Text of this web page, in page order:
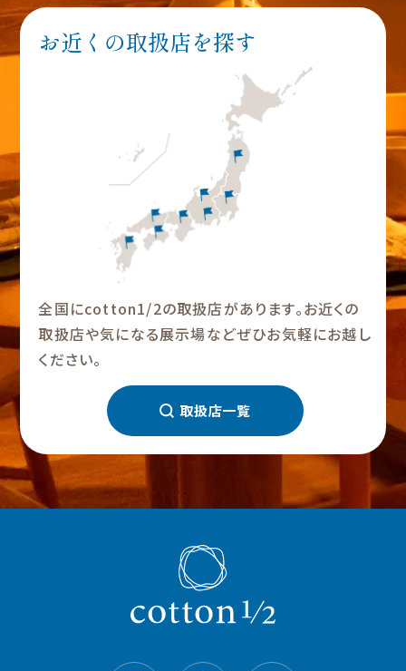
お近くの取扱店を探す
全国にcotton1/2の取扱店があります。お近くの
取扱店や気になる展示場などぜひお気軽にお越し
ください。
取扱店一覧